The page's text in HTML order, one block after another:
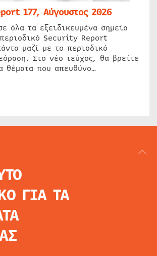
177, Αύγουστος 2026
όλα τα εξειδικευμένα σημεία
Security Report
μαζί με το περιοδικό
Στο νέο τεύχος, θα βρείτε
θέματα που απευθύνο…
ΓΙΑ ΤΑ